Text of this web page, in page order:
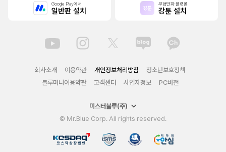
Google Play에서
일반판 설치
무협만화 플랫폼
강툰 설치
회사소개 이용약관 개인정보처리방침
청소년보호정책
블루머니이용약관
고객센터 사업자정보 PC버전
미스터블루(주)
© Mr.Blue Corp. All rights reserved.